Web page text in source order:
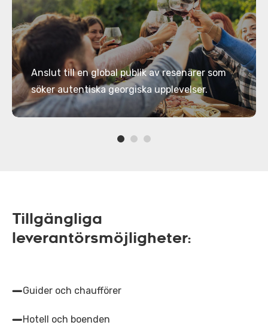
Anslut till en global publik av resenärer som
söker autentiska georgiska upplevelser.
Tillgängliga
leverantörsmöjligheter:
Guider och chaufförer
Hotell och boenden